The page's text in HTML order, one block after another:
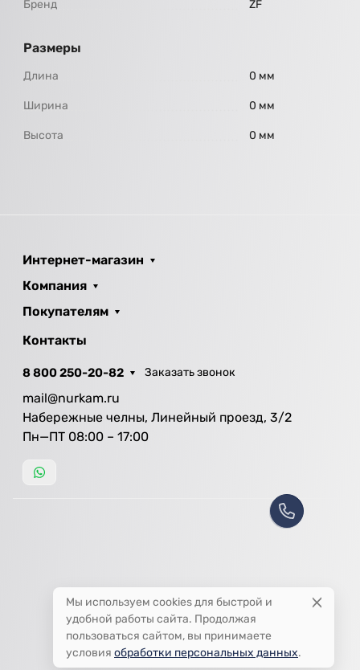
Бренд ZF
Размеры
Длина 0 мм
Ширина 0 мм
Высота 0 мм
Интернет-магазин
Компания
Покупателям
Контакты
8 800 250-20-82 Заказать звонок
mail@nurkam.ru
Набережные челны, Линейный проезд, 3/2
Пн—ПТ 08:00 – 17:00
Мы используем cookies для быстрой и
удобной работы сайта. Продолжая
пользоваться сайтом, вы принимаете
условия обработки персональных данных.